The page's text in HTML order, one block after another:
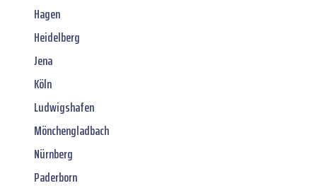
Hagen
Heidelberg
Jena
Köln
Ludwigshafen
Mönchengladbach
Nürnberg
Paderborn